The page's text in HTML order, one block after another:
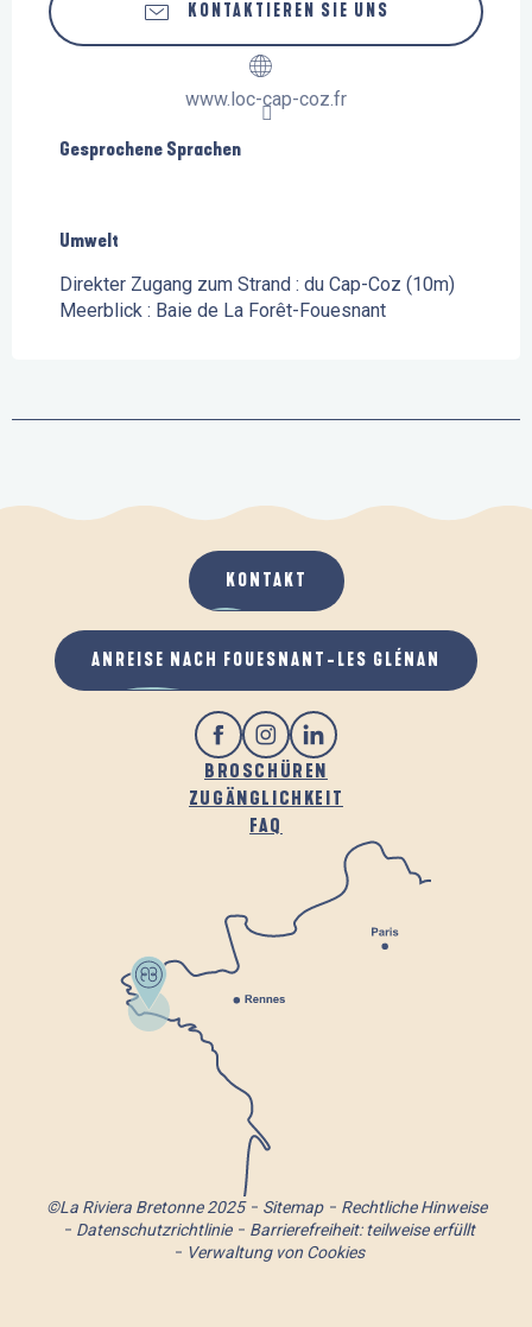
KONTAKTIEREN SIE UNS
www.loc-cap-coz.fr
Gesprochene Sprachen
Gesprochene Sprachen
Umwelt
Umwelt
Direkter Zugang zum Strand : du Cap-Coz (10m)
Meerblick : Baie de La Forêt-Fouesnant
BROSCHÜREN
ZUGÄNGLICHKEIT
FAQ
KONTAKT
ANREISE NACH FOUESNANT-LES GLÉNAN
©La Riviera Bretonne 2025 Sitemap
Rechtliche Hinweise
Datenschutzrichtlinie
Barrierefreiheit: teilweise erfüllt
Verwaltung von Cookies